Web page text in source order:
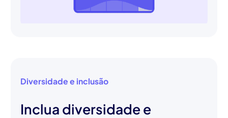
Diversidade e inclusão
Inclua diversidade e